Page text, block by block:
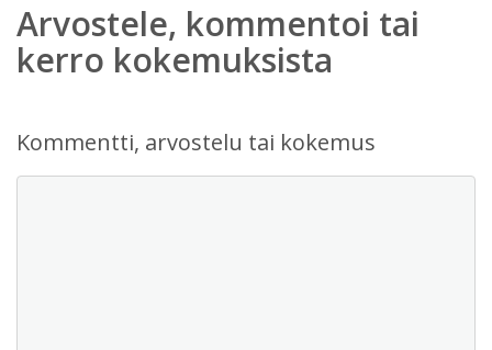
Arvostele, kommentoi tai
kerro kokemuksista
Kommentti, arvostelu tai kokemus